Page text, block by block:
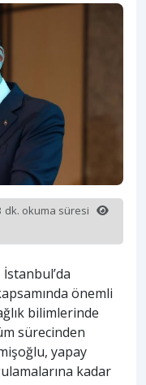
dk. okuma süresi
önemli
bilimlerinde
sürecinden
yapay
kadar